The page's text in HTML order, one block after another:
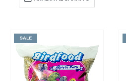
SALE